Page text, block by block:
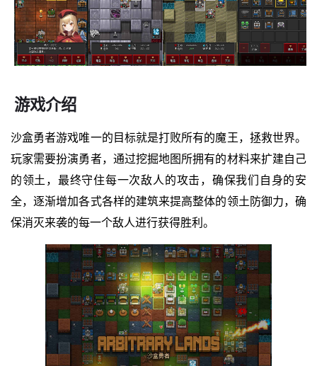
游戏介绍
沙盒勇者游戏唯一的目标就是打败所有的魔王，拯救世界。
玩家需要扮演勇者，通过挖掘地图所拥有的材料来扩建自己
的领土，最终守住每一次敌人的攻击，确保我们自身的安
全，逐渐增加各式各样的建筑来提高整体的领土防御力，确
保消灭来袭的每一个敌人进行获得胜利。